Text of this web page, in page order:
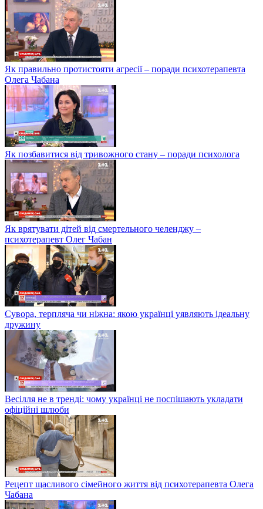
Як правильно протистояти агресії – поради психотерапевта
Олега Чабана
Як позбавитися від тривожного стану – поради психолога
Як врятувати дітей від смертельного челенджу –
психотерапевт Олег Чабан
Сувора, терпляча чи ніжна: якою українці уявляють ідеальну
дружину
Весілля не в тренді: чому українці не поспішають укладати
офіційні шлюби
Рецепт щасливого сімейного життя від психотерапевта Олега
Чабана